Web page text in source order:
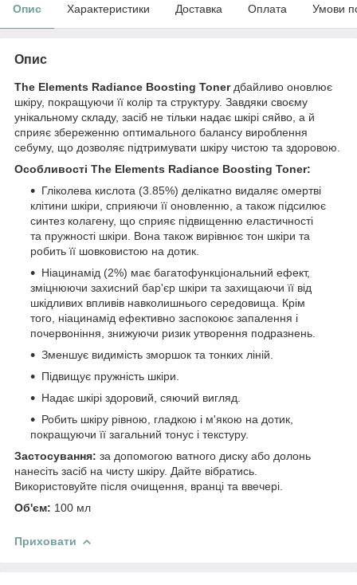
Опис Характеристики Доставка Оплата Умови
Опис
The Elements Radiance Boosting Tonerдбайливо оновлює
шкіру, покращуючи її колір та структуру. Завдяки своєму
унікальному складу, засіб не тільки надає шкірі сяйво, а й
сприяє збереженню оптимального балансу вироблення
себуму, що дозволяє підтримувати шкіру чистою та здоровою.
Особливості The Elements Radiance Boosting Toner:
Гліколева кислота (3.85%) делікатно видаляє омертві
клітини шкіри, сприяючи її оновленню, а також підсилює
синтез колагену, що сприяє підвищенню еластичності
та пружності шкіри. Вона також вирівнює тон шкіри та
робить її шовковистою на дотик.
Ніацинамід (2%) має багатофункціональний ефект,
зміцнюючи захисний бар'єр шкіри та захищаючи її від
шкідливих впливів навколишнього середовища. Крім
того, ніацинамід ефективно заспокоює запалення і
почервоніння, знижуючи ризик утворення подразнень.
Зменшує видимість зморшок та тонких ліній.
Підвищує пружність шкіри.
Надає шкірі здоровий, сяючий вигляд.
Робить шкіру рівною, гладкою і м'якою на дотик,
покращуючи її загальний тонус і текстуру.
Застосування: за допомогою ватного диску або долонь
нанесіть засіб на чисту шкіру. Дайте вібратись.
Використовуйте після очищення, вранці та ввечері.
Об'єм: 100 мл
Приховати